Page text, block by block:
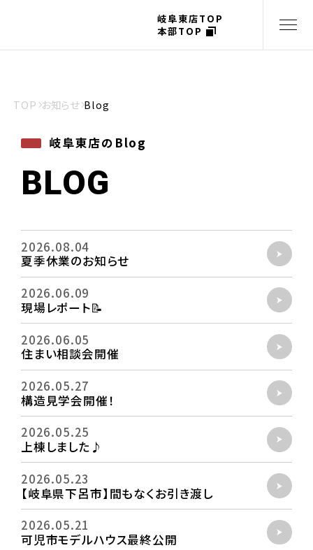
岐阜東店TOP
本部TOP
TOP お知らせ Blog
岐阜東店のBlog
BLOG
2026.08.04
夏季休業のお知らせ
2026.06.09
現場レポート📝
2026.06.05
住まい相談会開催
2026.05.27
構造見学会開催！
2026.05.25
上棟しました♪
2026.05.23
【岐阜県下呂市】間もなくお引き渡し
2026.05.21
可児市モデルハウス最終公開